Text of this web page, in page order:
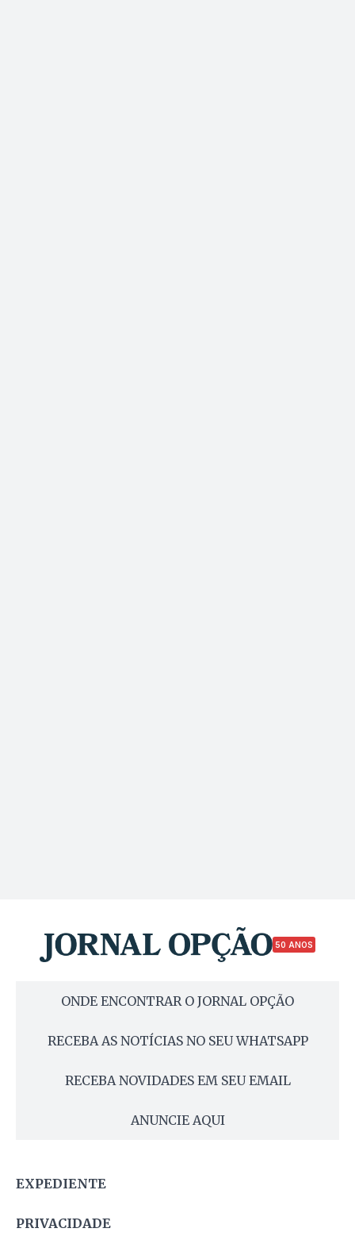
50 ANOS
ONDE ENCONTRAR O JORNAL OPÇÃO
RECEBA AS NOTÍCIAS NO SEU WHATSAPP
RECEBA NOVIDADES EM SEU EMAIL
ANUNCIE AQUI
EXPEDIENTE
PRIVACIDADE